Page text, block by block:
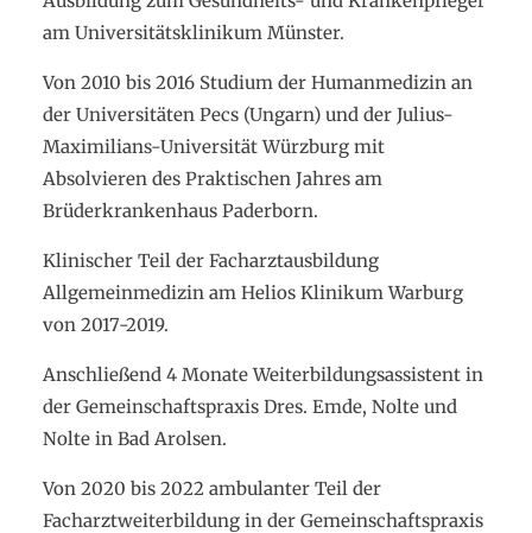
am Universitätsklinikum Münster.
Von 2010 bis 2016 Studium der Humanmedizin an
der Universitäten Pecs (Ungarn) und der Julius-
Maximilians-Universität Würzburg mit
Absolvieren des Praktischen Jahres am
Brüderkrankenhaus Paderborn.
Klinischer Teil der Facharztausbildung
Allgemeinmedizin am Helios Klinikum Warburg
von 2017-2019.
Anschließend 4 Monate Weiterbildungsassistent in
der Gemeinschaftspraxis Dres. Emde, Nolte und
Nolte in Bad Arolsen.
Von 2020 bis 2022 ambulanter Teil der
Facharztweiterbildung in der Gemeinschaftspraxis